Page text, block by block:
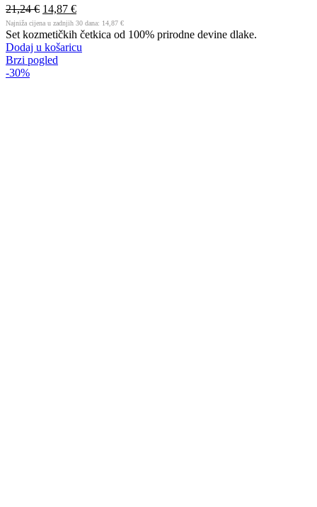
21,24€ 14,87 €
Najniža cijena u zadnjih 30 dana: 14,87 €
Set kozmetičkih četkica od 100% prirodne devine dlake.
Dodaj u košaricu
Brzi pogled
-30%